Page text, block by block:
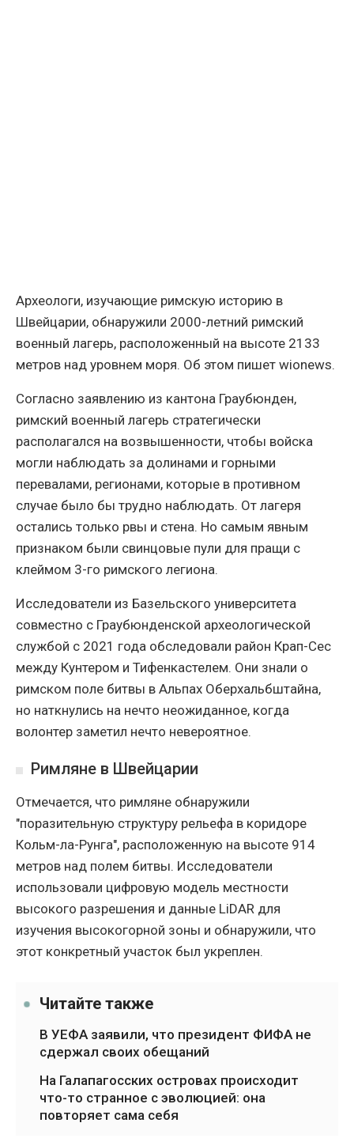
Археологи, изучающие римскую историю в
Швейцарии, обнаружили 2000-летний римский
военный лагерь, расположенный на высоте 2133
метров над уровнем моря. Об этом пишет wionews.
Согласно заявлению из кантона Граубюнден,
римский военный лагерь стратегически
располагался на возвышенности, чтобы войска
могли наблюдать за долинами и горными
перевалами, регионами, которые в противном
случае было бы трудно наблюдать. От лагеря
остались только рвы и стена. Но самым явным
признаком были свинцовые пули для пращи с
клеймом 3-го римского легиона.
Исследователи из Базельского университета
совместно с Граубюнденской археологической
службой с 2021 года обследовали район Крап-Сес
между Кунтером и Тифенкастелем. Они знали о
римском поле битвы в Альпах Оберхальбштайна,
но наткнулись на нечто неожиданное, когда
волонтер заметил нечто невероятное.
Римляне в Швейцарии
Отмечается, что римляне обнаружили
"поразительную структуру рельефа в коридоре
Кольм-ла-Рунга", расположенную на высоте 914
метров над полем битвы. Исследователи
использовали цифровую модель местности
высокого разрешения и данные LiDAR для
изучения высокогорной зоны и обнаружили, что
этот конкретный участок был укреплен.
Читайте также
В УЕФА заявили, что президент ФИФА не
сдержал своих обещаний
На Галапагосских островах происходит
что-то странное с эволюцией: она
повторяет сама себя